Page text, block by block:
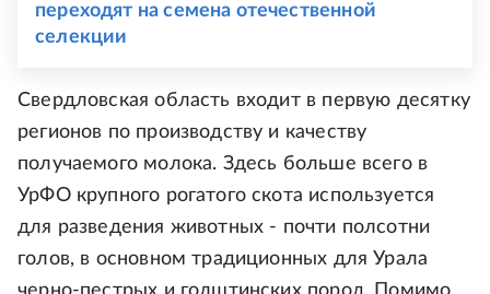
переходят на семена отечественной
селекции
Свердловская область входит в первую десятку
регионов по производству и качеству
получаемого молока. Здесь больше всего в
УрФО крупного рогатого скота используется
для разведения животных - почти полсотни
голов, в основном традиционных для Урала